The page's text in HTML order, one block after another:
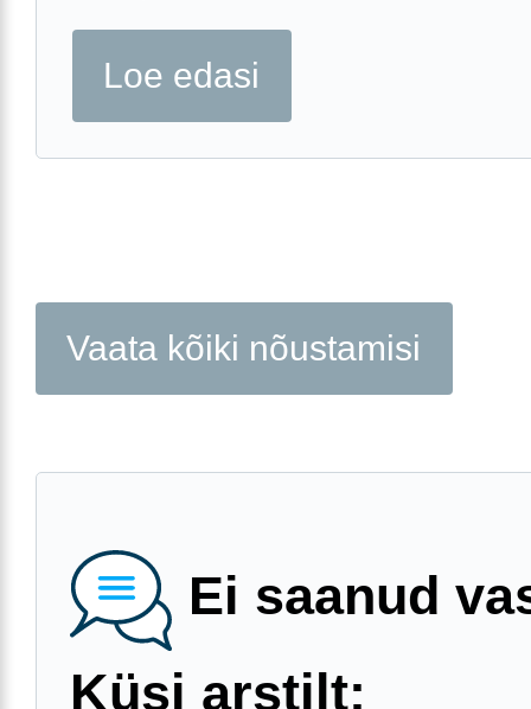
Loe edasi
Vaata kõiki nõustamisi
Ei saanud
Küsi arstilt: